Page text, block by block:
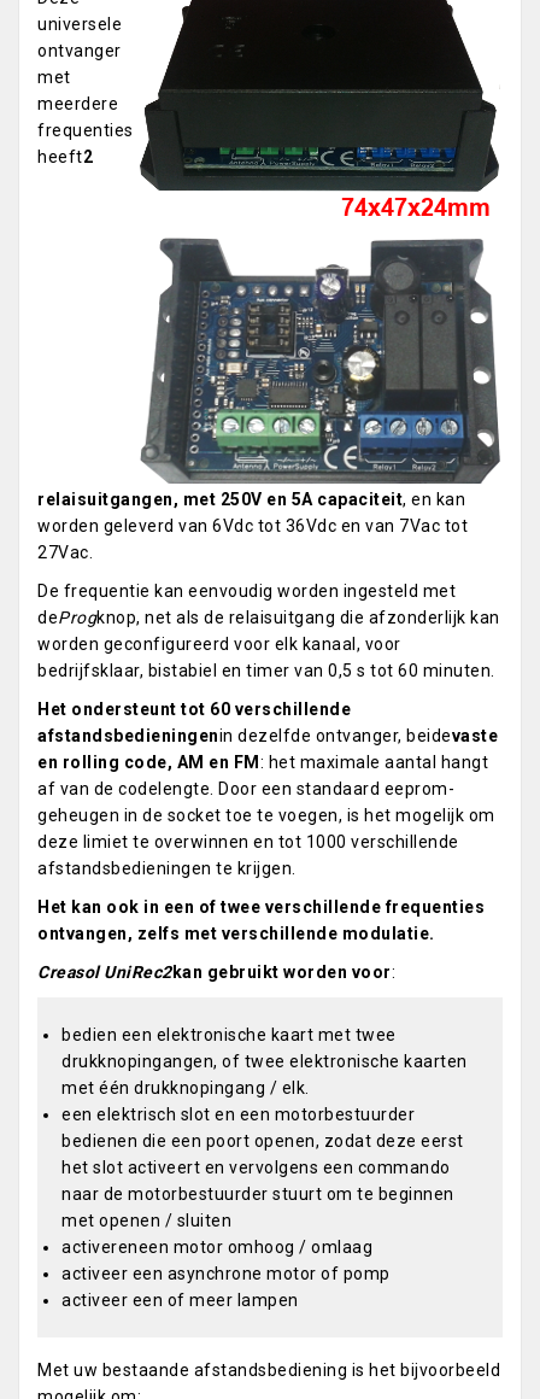
universele
ontvanger
met
meerdere
frequenties
heeft2
relaisuitgangen, met 250V en 5A capaciteit, en kan
worden geleverd van 6Vdc tot 36Vdc en van 7Vac tot
27Vac.
De frequentie kan eenvoudig worden ingesteld met
deProgknop, net als de relaisuitgang die afzonderlijk kan
worden geconfigureerd voor elk kanaal, voor
bedrijfsklaar, bistabiel en timer van 0,5 s tot 60 minuten.
Het ondersteunt tot 60 verschillende
afstandsbedieningenin dezelfde ontvanger, beidevaste
en rolling code, AM en FM : het maximale aantal hangt
af van de codelengte. Door een standaard eeprom-
geheugen in de socket toe te voegen, is het mogelijk om
deze limiet te overwinnen en tot 1000 verschillende
afstandsbedieningen te krijgen.
Het kan ook in een of twee verschillende frequenties
ontvangen, zelfs met verschillende modulatie.
Creasol UniRec2kan gebruikt worden voor:
bedien een elektronische kaart met twee
drukknopingangen, of twee elektronische kaarten
met één drukknopingang / elk.
een elektrisch slot en een motorbestuurder
bedienen die een poort openen, zodat deze eerst
het slot activeert en vervolgens een commando
naar de motorbestuurder stuurt om te beginnen
met openen / sluiten
activereneen motor omhoog / omlaag
activeer een asynchrone motor of pomp
activeer een of meer lampen
Met uw bestaande afstandsbediening is het bijvoorbeeld